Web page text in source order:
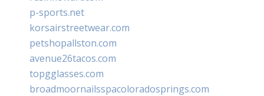
p-sports.net
korsairstreetwear.com
petshopallston.com
avenue26tacos.com
topgglasses.com
broadmoornailsspacoloradosprings.com